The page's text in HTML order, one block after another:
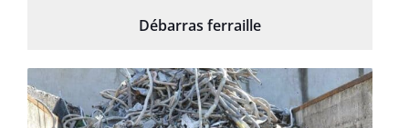
Débarras ferraille